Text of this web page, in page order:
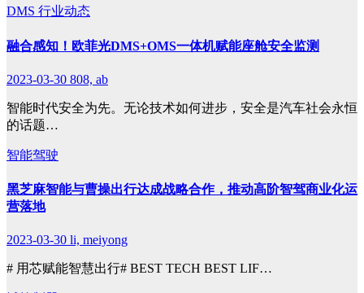
DMS 行业动态
融合感知！欧菲光DMS+OMS一体机赋能座舱安全监测
2023-03-30 808, ab
智能时代安全为先。无论技术如何进步，安全是汽车社会永恒
的话题…
智能驾驶
黑芝麻智能与曹操出行达成战略合作，推动高阶智驾商业化运
营落地
2023-03-30 li, meiyong
# 用芯赋能智慧出行# BEST TECH BEST LIF…